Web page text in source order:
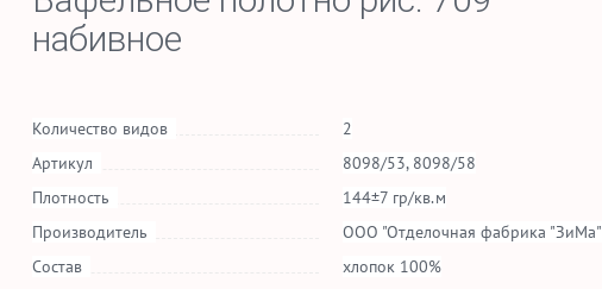
набивное
Количество видов
2
Артикул
8098/53, 8098/58
Плотность
144±7 гр/кв.м
Производитель
ООО "Отделочная фабрика "ЗиМа"
Состав
хлопок 100%